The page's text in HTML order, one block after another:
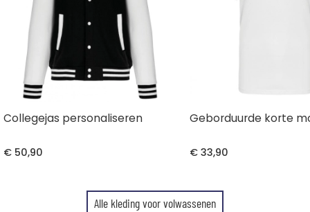
Collegejas personaliseren
€ 50,90
Geborduurde korte
€ 33,90
Alle kleding voor volwassenen